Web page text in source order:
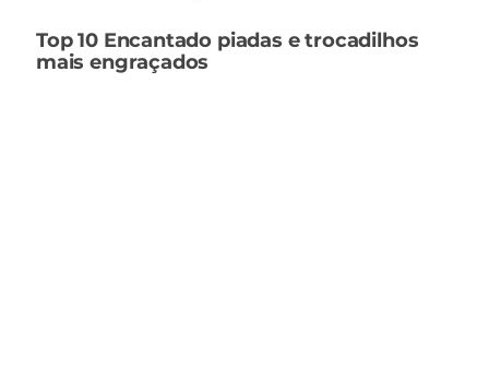
Top 10 Encantado piadas e trocadilhos
mais engraçados